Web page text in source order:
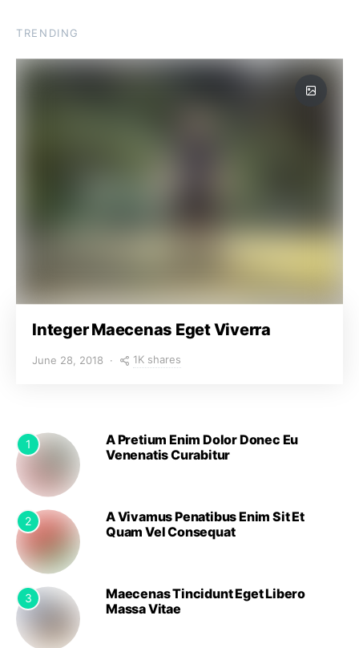
TRENDING
Integer Maecenas Eget Viverra
June 28, 2018 1K shares
1
A Pretium Enim Dolor Donec Eu
Venenatis Curabitur
2
A Vivamus Penatibus Enim Sit Et
Quam Vel Consequat
3
Maecenas Tincidunt Eget Libero
Massa Vitae